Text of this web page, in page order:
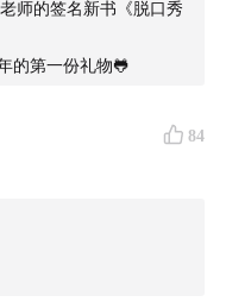
师的签名新书《脱口秀
的第一份礼物🐸
84